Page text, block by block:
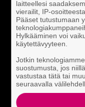
laitteellesi
vierailit, IP-
Pääset tutustumaan
Hylkääminen voi
käytettävyyteen.
Jotkin
suostumusta, jos
vastustaa tätä tai
seuraavalla